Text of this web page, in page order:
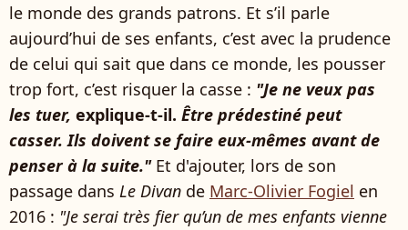
le monde des grands patrons. Et s’il parle
aujourd’hui de ses enfants, c’est avec la prudence
de celui qui sait que dans ce monde, les pousser
trop fort, c’est risquer la casse : "Je ne veux pas
les tuer, explique-t-il. Être prédestiné peut
casser. Ils doivent se faire eux-mêmes avant de
penser à la suite." Et d'ajouter, lors de son
passage dans Le Divan de Marc-Olivier Fogiel en
2016 : "Je serai très fier qu’un de mes enfants vienne